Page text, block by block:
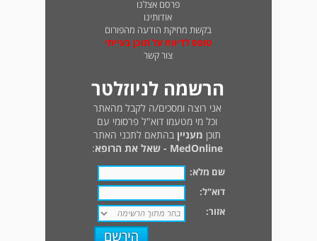
פרסם אצלנו
אודותינו
בקשת מחיקת הודעה מהפורום
טופס לדיווח על תוכן בעייתי
צור קשר
הרשמה לניוזלטר
אני רוצה ומסכים/ה לקבל מהאתר
וכל מי מטעמו דוא"ל פרסומי עם
תוכן מעניין בהתאם לתכני האתר
MedOnline - שאל את הרופא
:
שם מלא:
דוא"ל:
אזור: